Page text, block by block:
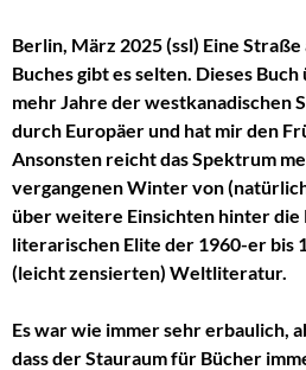
Berlin, März 2025 (ssl) Eine
Buches gibt es selten. Dieses
mehr Jahre der westkanadischen
durch Europäer und hat mir den
Ansonsten reicht das Spektrum
vergangenen Winter von
über weitere Einsichten hinter die
literarischen Elite der 1960-er bis
(leicht zensierten) Weltliteratur.
Es war wie immer sehr erbaulich,
dass der Stauraum für Bücher